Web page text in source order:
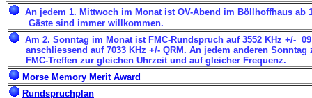
An jedem 1. Mittwoch im Monat ist OV-Abend im Böllhoffhaus ab
Gäste sind immer willkommen.
Am 2. Sonntag im Monat ist FMC-Rundspruch auf 3552 KHz +/-
anschliessend auf 7033 KHz +/- QRM. An jedem anderen Sonntag
FMC-Treffen zur gleichen Uhrzeit und auf gleicher Frequenz.
Morse Memory Merit Award
Rundspruchplan